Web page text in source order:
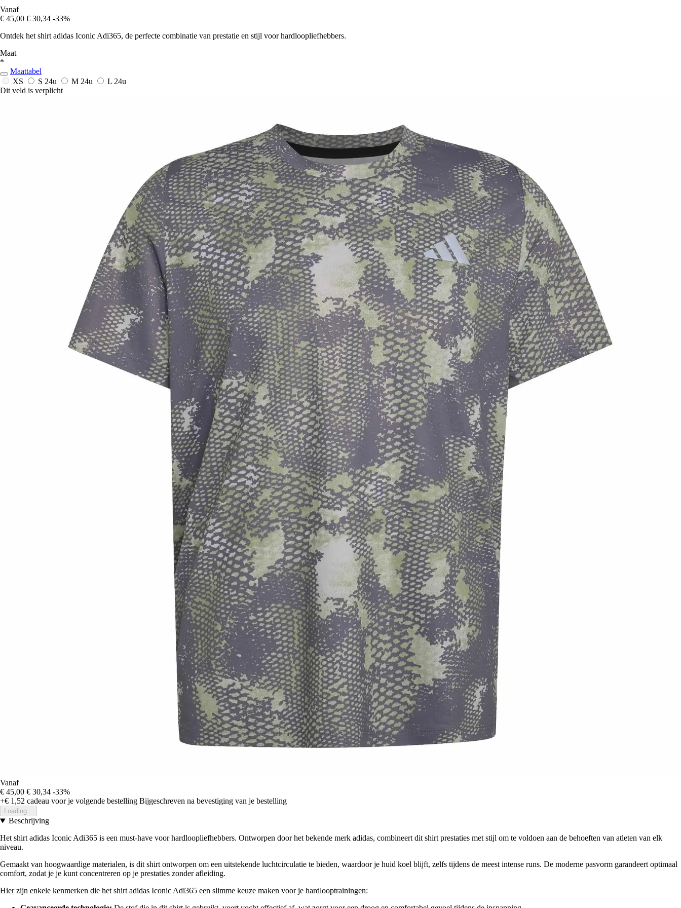
Vanaf
€ 45,00 € 30,34 -33%
Ontdek het shirt adidas Iconic Adi365, de perfecte combinatie van prestatie en stijl voor hardloopliefhebbers.
Maat
*
Maattabel
XS
S 24u M 24u L 24u
Dit veld is verplicht
Vanaf
€ 45,00 € 30,34 -33%
+€ 1,52 cadeau voor je volgende bestelling Bijgeschreven na bevestiging van je bestelling
Loading...
Beschrijving
Het shirt adidas Iconic Adi365 is een must-have voor hardloopliefhebbers. Ontworpen door het bekende merk adidas, combineert dit shirt prestaties met stijl om te voldoen aan de behoeften van atleten van elk
niveau.
Gemaakt van hoogwaardige materialen, is dit shirt ontworpen om een uitstekende luchtcirculatie te bieden, waardoor je huid koel blijft, zelfs tijdens de meest intense runs. De moderne pasvorm garandeert optimaal
comfort, zodat je je kunt concentreren op je prestaties zonder afleiding.
Hier zijn enkele kenmerken die het shirt adidas Iconic Adi365 een slimme keuze maken voor je hardlooptrainingen: